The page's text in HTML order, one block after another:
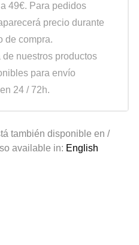
49€. Para pedidos
precio durante
de compra.
de nuestros productos
para envío
24 / 72h.
también disponible en /
available in: English